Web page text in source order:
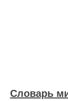
Словарь